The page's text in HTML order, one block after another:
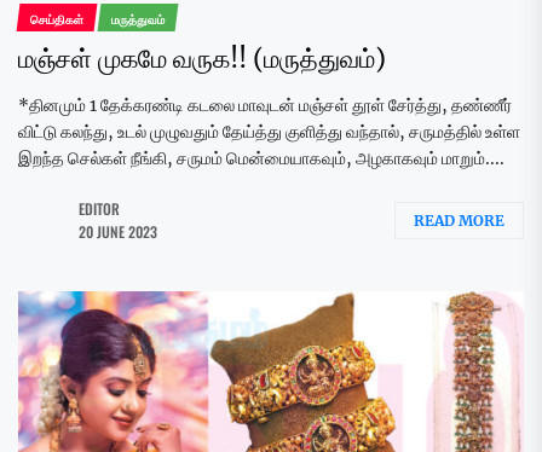
செய்திகள் மருத்துவம்
மஞ்சள் முகமே வருக!! (மருத்துவம்)
*தினமும் 1 தேக்கரண்டி கடலை மாவுடன் மஞ்சள் தூள் சேர்த்து, தண்ணீர்
விட்டு கலந்து, உடல் முழுவதும் தேய்த்து குளித்து வந்தால், சருமத்தில் உள்ள
இறந்த செல்கள் நீங்கி, சருமம் மென்மையாகவும், அழகாகவும் மாறும்....
EDITOR
20 JUNE 2023
READ MORE